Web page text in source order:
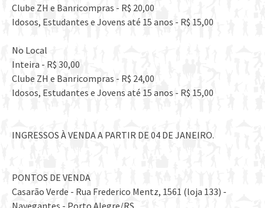
Clube ZH e Banricompras - R$ 20,00
Idosos, Estudantes e Jovens até 15 anos - R$ 15,00
No Local
Inteira - R$ 30,00
Clube ZH e Banricompras - R$ 24,00
Idosos, Estudantes e Jovens até 15 anos - R$ 15,00
INGRESSOS À VENDA A PARTIR DE 04 DE JANEIRO.
PONTOS DE VENDA
Casarão Verde - Rua Frederico Mentz, 1561 (loja 133) -
Navegantes - Porto Alegre/RS